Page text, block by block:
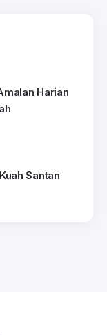
Harian
Santan